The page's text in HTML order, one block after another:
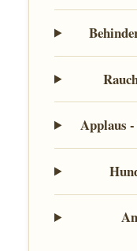
Applaus